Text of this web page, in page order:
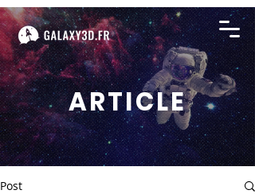
ARTICLE
Post